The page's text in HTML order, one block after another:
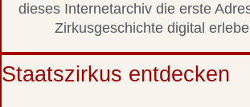
dieses Internetarchiv die erste
Zirkusgeschichte digital
Staatszirkus entdecken